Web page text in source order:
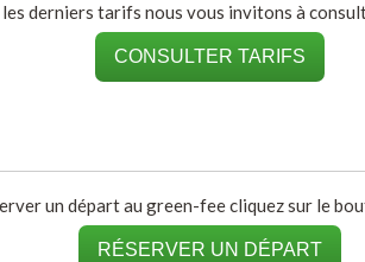
derniers tarifs nous vous invitons à
CONSULTER TARIFS
un départ au green-fee cliquez sur le
RÉSERVER UN DÉPART